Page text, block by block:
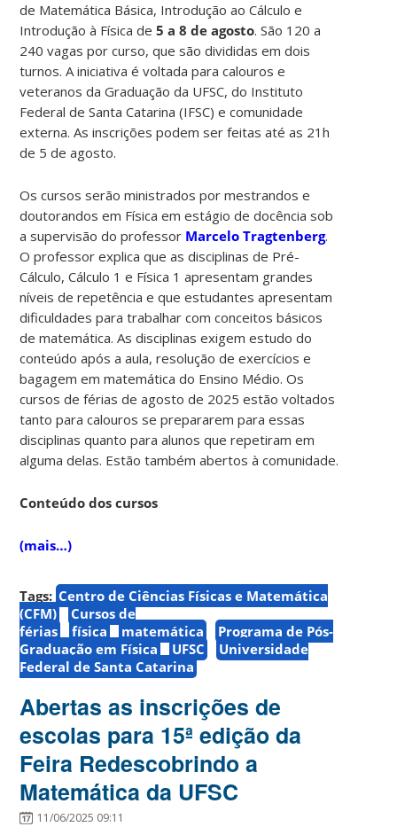
de Matemática Básica, Introdução ao Cálculo e
Introdução à Física de5 a 8 de agosto. São 120 a
240 vagas por curso, que são divididas em dois
turnos. A iniciativa é voltada para calouros e
veteranos da Graduação da UFSC, do Instituto
Federal de Santa Catarina (IFSC) e comunidade
externa. As inscrições podem ser feitas até as 21h
de 5 de agosto.
Os cursos serão ministrados por mestrandos e
doutorandos em Física em estágio de docência sob
a supervisão do professor Marcelo Tragtenberg.
O professor explica que as disciplinas de Pré-
Cálculo, Cálculo 1 e Física 1 apresentam grandes
níveis de repetência e que estudantes apresentam
dificuldades para trabalhar com conceitos básicos
de matemática. As disciplinas exigem estudo do
conteúdo após a aula, resolução de exercícios e
bagagem em matemática do Ensino Médio. Os
cursos de férias de agosto de 2025 estão voltados
tanto para calouros se prepararem para essas
disciplinas quanto para alunos que repetiram em
alguma delas. Estão também abertos à comunidade.
Conteúdo dos cursos
(mais…)
Tags: Centro de Ciências Físicas e Matemática
(CFM)
Cursos de
férias
física matemática
Programa de Pós-
Graduação em Física
UFSC
Universidade
Federal de Santa Catarina
Abertas as inscrições de
escolas para 15ª edição da
Feira Redescobrindo a
Matemática da UFSC
11/06/2025 09:11